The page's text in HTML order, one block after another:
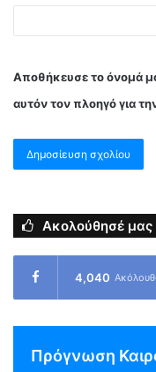
Αποθήκευσε το όνομά
αυτόν τον πλοηγό για
Ακολούθησέ μας
4,040
Πρόγνωση